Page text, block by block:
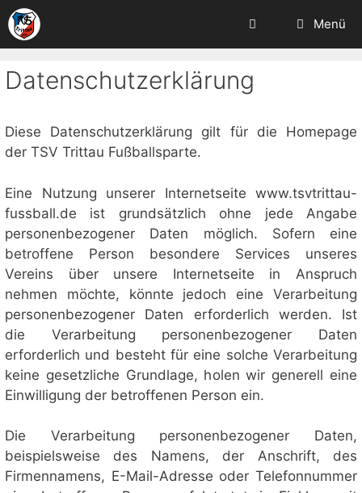
Zum
Inhalt
springen
Menü
Datenschutzerklärung
Diese Datenschutzerklärung gilt für die Homepage
der TSV Trittau Fußballsparte.
Eine Nutzung unserer Internetseite www.tsvtrittau-
fussball.de ist grundsätzlich ohne jede Angabe
personenbezogener Daten möglich. Sofern eine
betroffene Person besondere Services unseres
Vereins über unsere Internetseite in Anspruch
nehmen möchte, könnte jedoch eine Verarbeitung
personenbezogener Daten erforderlich werden. Ist
die Verarbeitung personenbezogener Daten
erforderlich und besteht für eine solche Verarbeitung
keine gesetzliche Grundlage, holen wir generell eine
Einwilligung der betroffenen Person ein.
Die Verarbeitung personenbezogener Daten,
beispielsweise des Namens, der Anschrift, des
Firmennamens, E-Mail-Adresse oder Telefonnummer